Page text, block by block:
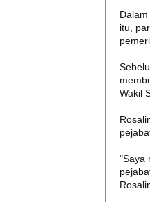
itu,
Wakil
"Saya